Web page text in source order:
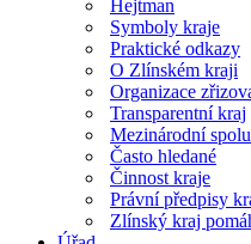
Hejtman
Symboly kraje
Praktické odkazy
O Zlínském kraji
Organizace
Transparentní kraj
Mezinárodní
Často hledané
Činnost kraje
Právní předpisy
Zlínský kraj